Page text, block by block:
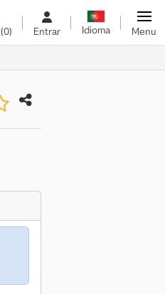
(0) Entrar Idioma Menu